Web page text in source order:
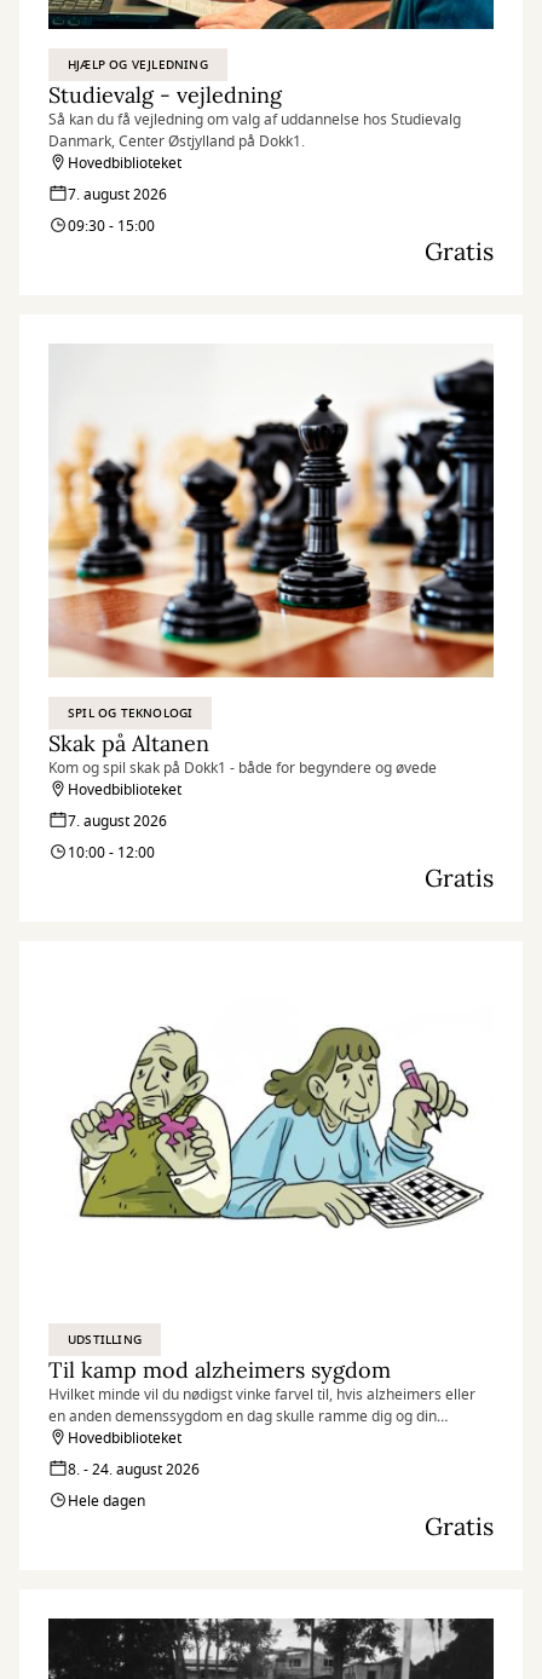
HJÆLP OG VEJLEDNING
Studievalg - vejledning
Så kan du få vejledning om valg af uddannelse hos Studievalg
Danmark, Center Østjylland på Dokk1.
Hovedbiblioteket
7. august 2026
09:30 - 15:00
Gratis
SPIL OG TEKNOLOGI
Skak på Altanen
Kom og spil skak på Dokk1 - både for begyndere og øvede
Hovedbiblioteket
7. august 2026
10:00 - 12:00
Gratis
UDSTILLING
Til kamp mod alzheimers sygdom
Hvilket minde vil du nødigst vinke farvel til, hvis alzheimers eller
en anden demenssygdom en dag skulle ramme dig og din
hukommelse?
Hovedbiblioteket
8. - 24. august 2026
Hele dagen
Gratis